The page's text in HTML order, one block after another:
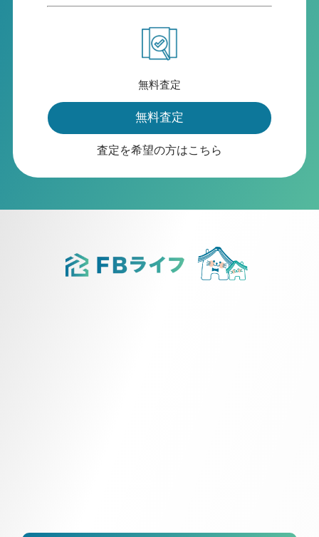
無料査定
無料査定
査定を希望の方はこちら